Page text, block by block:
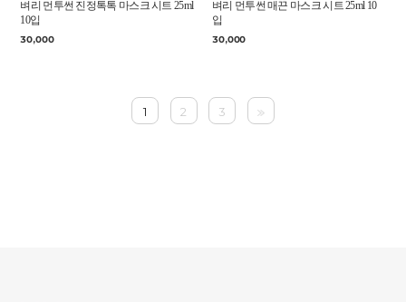
벼리 먼투썬 진정톡톡 마스크 시트 25ml
10입
30,000
벼리 먼투썬 매끈 마스크 시트 25ml 10
입
30,000
1 2 3